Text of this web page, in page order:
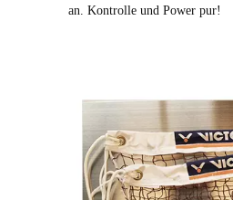
an. Kontrolle und Power pur!